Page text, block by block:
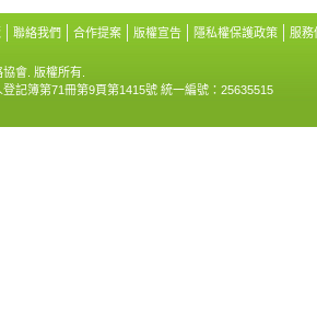
聯絡我們 合作提案 版權宣告 隱私權保護政策 服務
會. 版權所有.
記簿第71冊第9頁第1415號 統一編號：25635515